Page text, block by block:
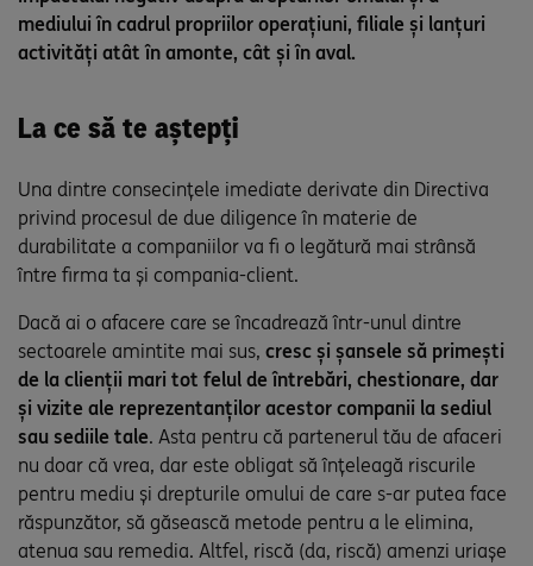
mediului în cadrul propriilor operațiuni, filiale și lanțuri
activități atât în amonte, cât și în aval.
La ce să te aștepți
Una dintre consecințele imediate derivate din Directiva
privind procesul de due diligence în materie de
durabilitate a companiilor va fi o legătură mai strânsă
între firma ta și compania-client.
Dacă ai o afacere care se încadrează într-unul dintre
sectoarele amintite mai sus, cresc și șansele să primești
de la clienții mari tot felul de întrebări, chestionare, dar
și vizite ale reprezentanților acestor companii la sediul
sau sediile tale. Asta pentru că partenerul tău de afaceri
nu doar că vrea, dar este obligat să înțeleagă riscurile
pentru mediu și drepturile omului de care s-ar putea face
răspunzător, să găsească metode pentru a le elimina,
atenua sau remedia. Altfel, riscă (da, riscă) amenzi uriașe